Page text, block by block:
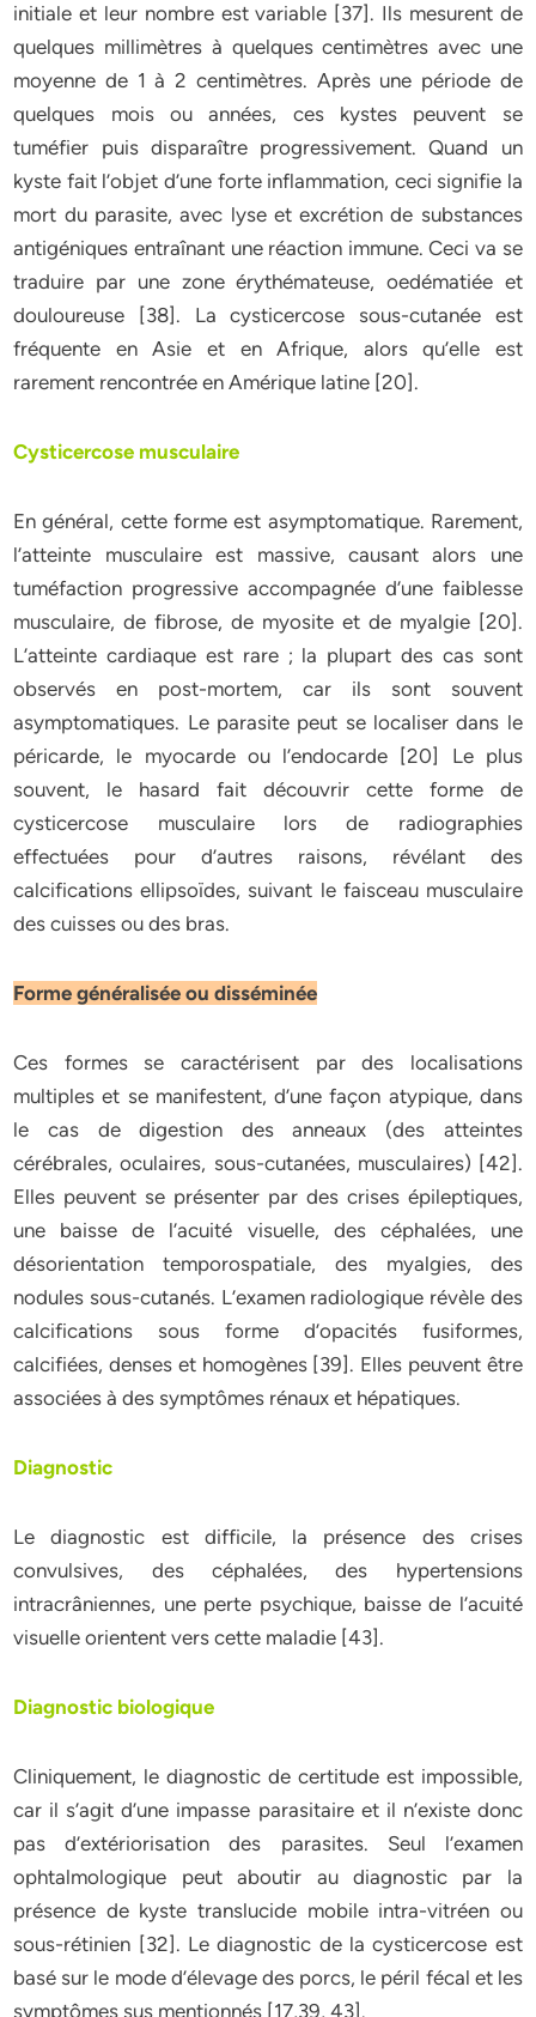
initiale et leur nombre est variable [37]. Ils mesurent de
quelques millimètres à quelques centimètres avec une
moyenne de 1 à 2 centimètres. Après une période de
quelques mois ou années, ces kystes peuvent se
tuméfier puis disparaître progressivement. Quand un
kyste fait l’objet d’une forte inflammation, ceci signifie la
mort du parasite, avec lyse et excrétion de substances
antigéniques entraînant une réaction immune. Ceci va se
traduire par une zone érythémateuse, oedématiée et
douloureuse [38]. La cysticercose sous-cutanée est
fréquente en Asie et en Afrique, alors qu’elle est
rarement rencontrée en Amérique latine [20].
Cysticercose musculaire
En général, cette forme est asymptomatique. Rarement,
l’atteinte musculaire est massive, causant alors une
tuméfaction progressive accompagnée d’une faiblesse
musculaire, de fibrose, de myosite et de myalgie [20].
L’atteinte cardiaque est rare ; la plupart des cas sont
observés en post-mortem, car ils sont souvent
asymptomatiques. Le parasite peut se localiser dans le
péricarde, le myocarde ou l’endocarde [20] Le plus
souvent, le hasard fait découvrir cette forme de
cysticercose musculaire lors de radiographies
effectuées pour d’autres raisons, révélant des
calcifications ellipsoïdes, suivant le faisceau musculaire
des cuisses ou des bras.
Forme généralisée ou disséminée
Ces formes se caractérisent par des localisations
multiples et se manifestent, d’une façon atypique, dans
le cas de digestion des anneaux (des atteintes
cérébrales, oculaires, sous-cutanées, musculaires) [42].
Elles peuvent se présenter par des crises épileptiques,
une baisse de l’acuité visuelle, des céphalées, une
désorientation temporospatiale, des myalgies, des
nodules sous-cutanés. L’examen radiologique révèle des
calcifications sous forme d’opacités fusiformes,
calcifiées, denses et homogènes [39]. Elles peuvent être
associées à des symptômes rénaux et hépatiques.
Diagnostic
Le diagnostic est difficile, la présence des crises
convulsives, des céphalées, des hypertensions
intracrâniennes, une perte psychique, baisse de l’acuité
visuelle orientent vers cette maladie [43].
Diagnostic biologique
Cliniquement, le diagnostic de certitude est impossible,
car il s’agit d’une impasse parasitaire et il n’existe donc
pas d’extériorisation des parasites. Seul l’examen
ophtalmologique peut aboutir au diagnostic par la
présence de kyste translucide mobile intra-vitréen ou
sous-rétinien [32]. Le diagnostic de la cysticercose est
basé sur le mode d’élevage des porcs, le péril fécal et les
symptômes sus mentionnés [17,39, 43].